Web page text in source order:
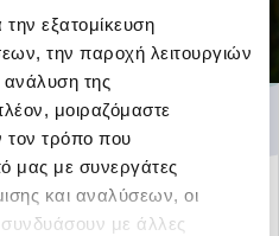
εξατομίκευση
την παροχή λειτουργιών
ανάλυση της
μοιραζόμαστε
τον τρόπο που
μας με συνεργάτες
και αναλύσεων, οι
συνδυάσουν με άλλες
TO